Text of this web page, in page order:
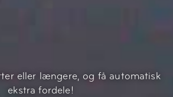
eller længere, og få automatisk
ekstra fordele!